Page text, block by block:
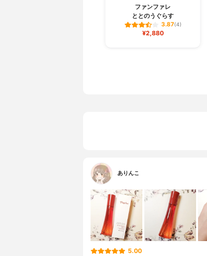
ファンファレ
ととのうぐらす
3.87(4)
¥2,880
ありんこ
5.00